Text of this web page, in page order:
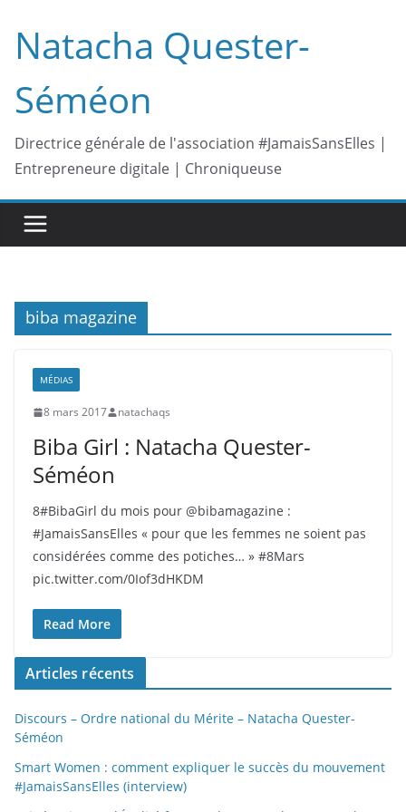
contenu
Natacha Quester-
Séméon
Directrice générale de l'association #JamaisSansElles |
Entrepreneure digitale | Chroniqueuse
biba magazine
MÉDIAS
8 mars 2017 natachaqs
Biba Girl : Natacha Quester-
Séméon
8#BibaGirl du mois pour @bibamagazine :
#JamaisSansElles « pour que les femmes ne soient pas
considérées comme des potiches… » #8Mars
pic.twitter.com/0Iof3dHKDM
Read More
Articles récents
Discours – Ordre national du Mérite – Natacha Quester-
Séméon
Smart Women : comment expliquer le succès du mouvement
#JamaisSansElles (interview)